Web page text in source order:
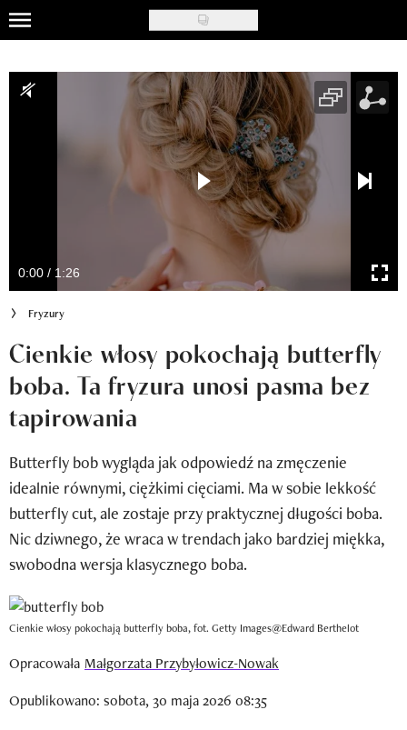
Skip
to
main
content
Moda
Klub Recenzentki
Newsy
Newsletter
Wizaz Summer Influ School
Mój profil / Zarejestruj się
0:00 / 1:26
Fryzury
Cienkie włosy pokochają butterfly
boba. Ta fryzura unosi pasma bez
tapirowania
Butterfly bob wygląda jak odpowiedź na zmęczenie
idealnie równymi, ciężkimi cięciami. Ma w sobie lekkość
butterfly cut, ale zostaje przy praktycznej długości boba.
Nic dziwnego, że wraca w trendach jako bardziej miękka,
swobodna wersja klasycznego boba.
Cienkie włosy pokochają butterfly boba, fot. Getty Images@Edward Berthelot
Opracowała Małgorzata Przybyłowicz-Nowak
Opublikowano: sobota, 30 maja 2026 08:35